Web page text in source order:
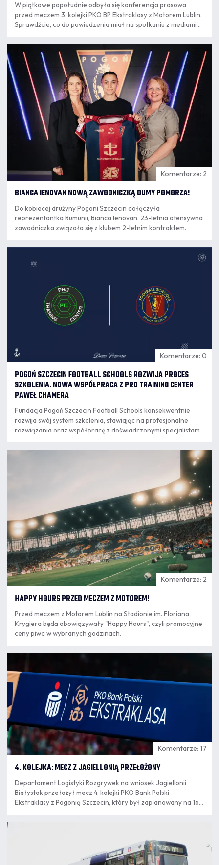
W piątkowe popołudnie odbyła się konferencja prasowa
przed meczem 3. kolejki PKO BP Ekstraklasy z Motorem Lublin.
Sprawdźcie, co do powiedzenia miał na spotkaniu z mediami
07.08
16:30
Komentarze: 2
BIANCA IENOVAN NOWĄ ZAWODNICZKĄ DUMY POMORZA!
Do kobiecej drużyny Pogoni Szczecin dołączyła
reprezentantka Rumunii, Bianca Ienovan. 23-letnia ofensywna
zawodniczka związała się z klubem 2-letnim kontraktem.
16:28
Komentarze: 0
POGOŃ SZCZECIN FOOTBALL SCHOOLS ROZWIJA PROCES
SZKOLENIA. NOWA WSPÓŁPRACA Z PRO TRAINING CENTER
PAWEŁ CHAMERA
Fundacja Pogoń Szczecin Football Schools konsekwentnie
rozwija swój system szkolenia, stawiając na profesjonalne
rozwiązania oraz współpracę z doświadczonymi specjalistami.
współpracy z PRO TRAINING CENTER Paweł Chamera, które
od nowego sezonu będzie odpowiadało za przygotowanie
motoryczne przeszło 240 zawodników kategorii Orlik i
Komentarze: 2
HAPPY HOURS PRZED MECZEM Z MOTOREM!
Przed meczem z Motorem Lublin na Stadionie im. Floriana
Krygiera będą obowiązywały "Happy Hours", czyli promocyjne
ceny piwa w wybranych godzinach.
14:03
Komentarze: 17
4. KOLEJKA: MECZ Z JAGIELLONIĄ PRZEŁOŻONY
Departament Logistyki Rozgrywek na wniosek Jagiellonii
Białystok przełożył mecz 4. kolejki PKO Bank Polski
Ekstraklasy z Pogonią Szczecin, który był zaplanowany na 16